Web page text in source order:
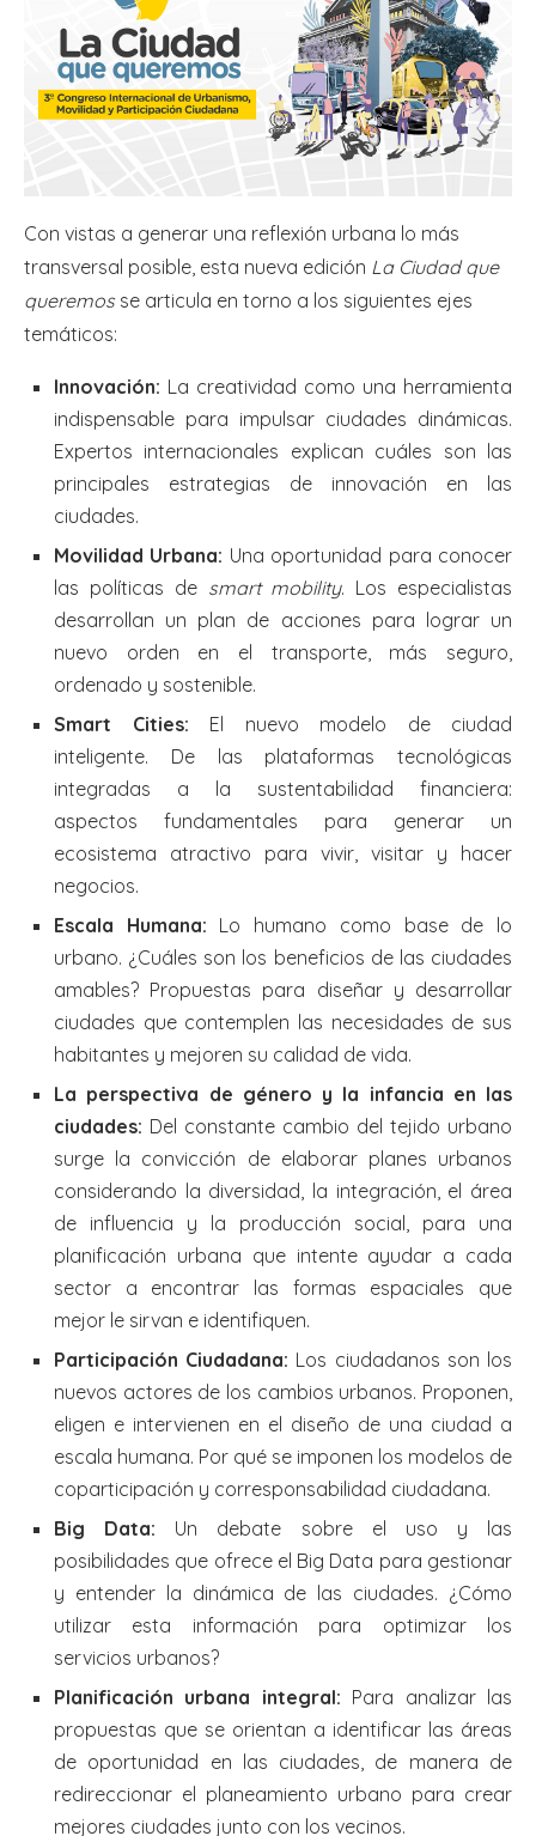
Con vistas a generar una reflexión urbana lo más
transversal posible, esta nueva edición La Ciudad que
queremos se articula en torno a los siguientes ejes
temáticos:
Innovación: La creatividad como una herramienta
indispensable para impulsar ciudades dinámicas.
Expertos internacionales explican cuáles son las
principales estrategias de innovación en las
ciudades.
Movilidad Urbana: Una oportunidad para conocer
las políticas de smart mobility. Los especialistas
desarrollan un plan de acciones para lograr un
nuevo orden en el transporte, más seguro,
ordenado y sostenible.
Smart Cities: El nuevo modelo de ciudad
inteligente. De las plataformas tecnológicas
integradas a la sustentabilidad financiera:
aspectos fundamentales para generar un
ecosistema atractivo para vivir, visitar y hacer
negocios.
Escala Humana: Lo humano como base de lo
urbano. ¿Cuáles son los beneficios de las ciudades
amables? Propuestas para diseñar y desarrollar
ciudades que contemplen las necesidades de sus
habitantes y mejoren su calidad de vida.
La perspectiva de género y la infancia en las
ciudades: Del constante cambio del tejido urbano
surge la convicción de elaborar planes urbanos
considerando la diversidad, la integración, el área
de influencia y la producción social, para una
planificación urbana que intente ayudar a cada
sector a encontrar las formas espaciales que
mejor le sirvan e identifiquen.
Participación Ciudadana: Los ciudadanos son los
nuevos actores de los cambios urbanos. Proponen,
eligen e intervienen en el diseño de una ciudad a
escala humana. Por qué se imponen los modelos de
coparticipación y corresponsabilidad ciudadana.
Big Data: Un debate sobre el uso y las
posibilidades que ofrece el Big Data para gestionar
y entender la dinámica de las ciudades. ¿Cómo
utilizar esta información para optimizar los
servicios urbanos?
Planificación urbana integral: Para analizar las
propuestas que se orientan a identificar las áreas
de oportunidad en las ciudades, de manera de
redireccionar el planeamiento urbano para crear
mejores ciudades junto con los vecinos.